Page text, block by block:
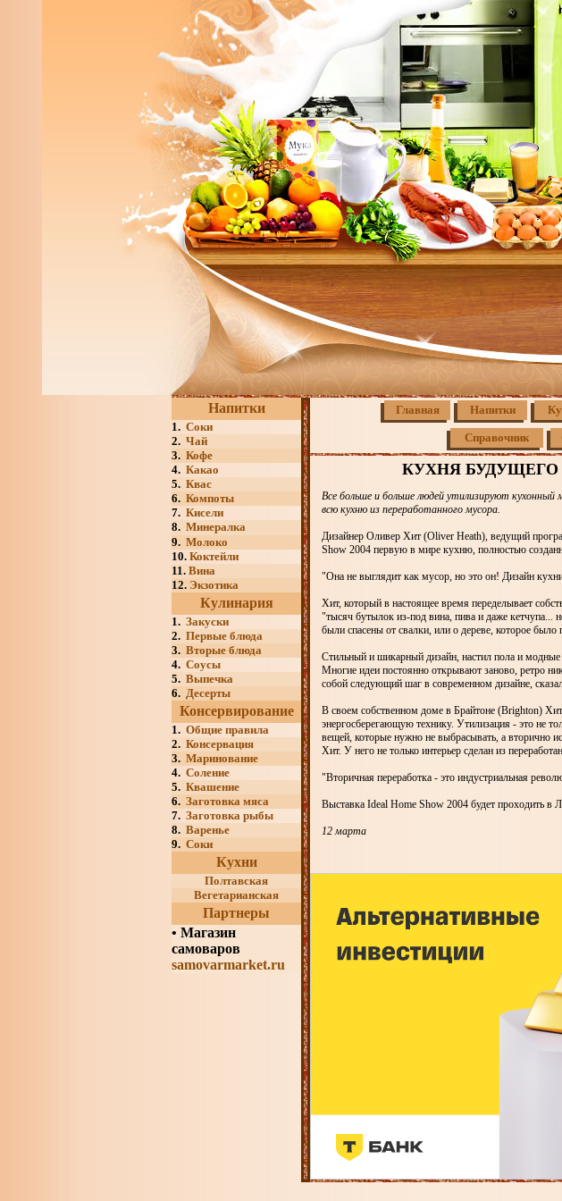
Напитки
1. Соки
2. Чай
3. Кофе
4. Какао
5. Квас
6. Компоты
7. Кисели
8. Минералка
9. Молоко
10. Коктейли
11. Вина
12. Экзотика
Кулинария
1. Закуски
2. Первые блюда
3. Вторые блюда
4. Соусы
5. Выпечка
6. Десерты
Консервирование
1. Общие правила
2. Консервация
3. Маринование
4. Соление
5. Квашение
6. Заготовка мяса
7. Заготовка рыбы
8. Варенье
9. Соки
Кухни
Полтавская
Вегетарианская
Партнеры
• Магазин
самоваров
samovarmarket.ru
Главная Напитки
Справочник
КУХНЯ БУДУЩЕГО
Все больше и больше людей утилизируют
всю кухню из переработанного мусора.
Дизайнер Оливер Хит (Oliver Heath), ведущий
Show 2004 первую в мире кухню, полностью
"Она не выглядит как мусор, но это он! Дизайн
Хит, который в настоящее время переделывает
"тысяч бутылок из-под вина, пива и даже кетчупа...
были спасены от свалки, или о дереве, которое
Стильный и шикарный дизайн, настил пола и
Многие идеи постоянно открывают заново, ретро
собой следующий шаг в современном дизайне,
В своем собственном доме в Брайтоне (Brighton)
энергосберегающую технику. Утилизация - это не
вещей, которые нужно не выбрасывать, а вторично
Хит. У него не только интерьер сделан из
"Вторичная переработка - это индустриальная
Выставка Ideal Home Show 2004 будет проходить в
12 марта